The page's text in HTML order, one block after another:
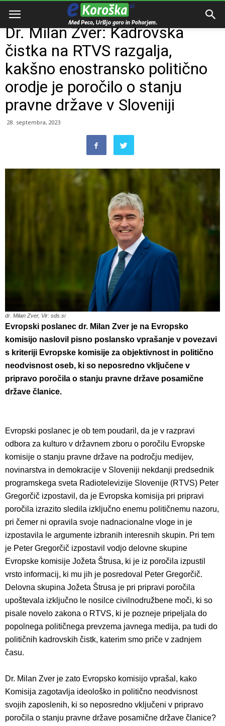
Domov
Dr. Milan Zver: Kadrovska
čistka na RTVS razgalja,
kakšno enostransko politično
orodje je poročilo o stanju
pravne države v Sloveniji
28. septembra, 2023
dr. Milan Zver, Vir: sds.si
Evropski poslanec dr. Milan Zver je na Evropsko
komisijo naslovil pisno poslansko vprašanje v povezavi
s kriteriji Evropske komisije za objektivnost in politično
neodvisnost oseb, ki so neposredno vključene v
pripravo poročila o stanju pravne države posamične
države članice.
Evropski poslanec je ob tem poudaril, da je v razpravi
odbora za kulturo v državnem zboru o poročilu Evropske
komisije o stanju pravne države na področju medijev,
novinarstva in demokracije v Sloveniji nekdanji predsednik
programskega sveta Radiotelevizije Slovenije (RTVS) Peter
Gregorčič izpostavil, da je Evropska komisija pri pripravi
poročila izrazito sledila izključno enemu političnemu nazoru,
pri čemer ni opravila svoje nadnacionalne vloge in je
izpostavila le argumente izbranih interesnih skupin. Pri tem
je Peter Gregorčič izpostavil vodjo delovne skupine
Evropske komisije Jožeta Štrusa, ki je iz poročila izpustil
vrsto informacij, ki mu jih je posredoval Peter Gregorčič.
Delovna skupina Jožeta Štrusa je pri pripravi poročila
upoštevala izključno le nosilce civilnodružbene moči, ki so
pisale novelo zakona o RTVS, ki je pozneje pripeljala do
popolnega političnega prevzema javnega medija, pa tudi do
političnih kadrovskih čistk, katerim smo priče v zadnjem
času.
Dr. Milan Zver je zato Evropsko komisijo vprašal, kako
Komisija zagotavlja ideološko in politično neodvisnost
svojih zaposlenih, ki so neposredno vključeni v pripravo
poročila o stanju pravne države posamične države članice?